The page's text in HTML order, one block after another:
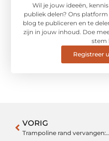
Wil je jouw ideeën,
publiek delen? Ons
blog te publiceren en te
zijn in jouw inhoud. Doe
stem
Registreer
VORIG
Trampoline rand vervangen: